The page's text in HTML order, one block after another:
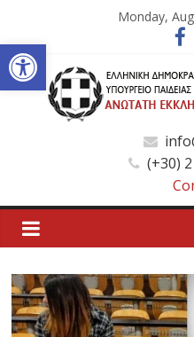
Open toolbar
content
Monday,
Ανώτατη
Αθηνών
Ανώτατη
(+30)